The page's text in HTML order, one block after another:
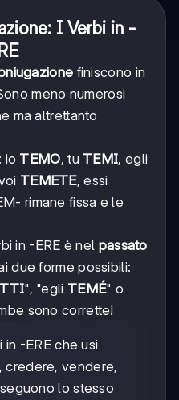
I Verbi in -
finiscono in
meno numerosi
ma altrettanto
io TEMO, tu TEMI, egli
TEMETE, essi
rimane fissa e le
in -ERE è nel passato
due forme possibili:
", "egli TEMÉ" o
sono corrette!
-ERE che usi
credere, vendere,
lo stesso